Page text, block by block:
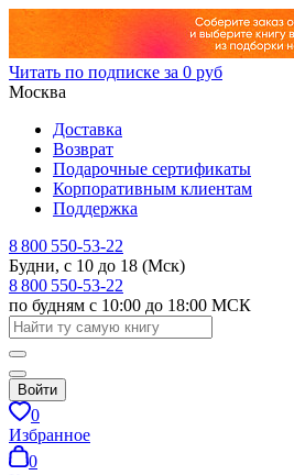
Читать по подписке за 0 руб
Москва
Доставка
Возврат
Подарочные сертификаты
Корпоративным клиентам
Поддержка
8 800 550-53-22
Будни, с 10 до 18 (Мск)
8 800 550-53-22
по будням с 10:00 до 18:00 МСК
Войти
0
Избранное
0